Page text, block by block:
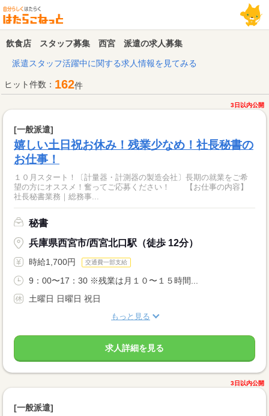
飲食店 スタッフ募集 西宮 派遣の求人募集
派遣スタッフ活躍中に関する求人情報を見てみる
ヒット件数： 162件
3日以内公開
[一般派遣]
嬉しい土日祝お休み！残業少なめ！社長秘書の
お仕事！
１０月スタート！〔計量器・計測器の製造会社〕長期の就業をご希
望の方にオススメ！奮ってご応募ください！ 【お仕事の内容】
社長秘書業務｜総務事...
秘書
兵庫県西宮市/西宮北口駅（徒歩 12分）
時給1,700円 交通費一部支給
9：00〜17：30 ※残業は月１０〜１５時間...
土曜日 日曜日 祝日
もっと見る
求人詳細を見る
3日以内公開
[一般派遣]